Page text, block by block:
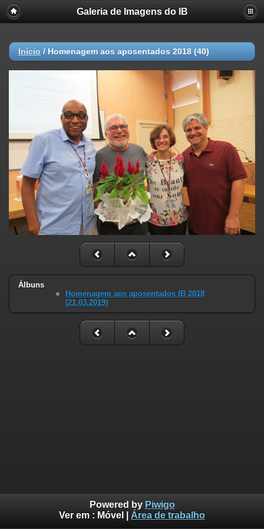
Galeria de Imagens do IB
Início / Homenagem aos aposentados 2018 (40)
Álbuns
Homenagem aos aposentados IB 2018
(21.03.2019)
Powered by Piwigo
Ver em : Móvel Área de trabalho